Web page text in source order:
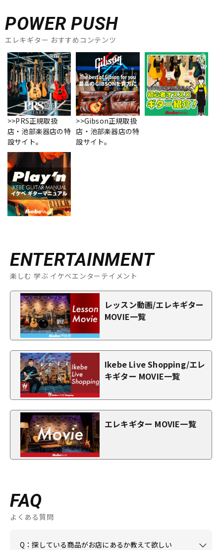
POWER PUSH
エレキギター おすすめコンテンツ
>>PRS正規取扱
店・池部楽器店の特
設サイト。
>>Gibson正規取扱
店・池部楽器店の特
設サイト。
ENTERTAINMENT
楽しむ 学ぶ イケベエンターテイメント
レッスン動画/エレキギター
MOVIE一覧
Ikebe Live Shopping/エレ
キギター MOVIE一覧
エレキギター MOVIE一覧
FAQ
よくある質問
Q：探している商品がお店にあるか教えて欲しい